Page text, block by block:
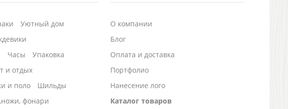
О компании
Блог
Оплата и доставка
Портфолио
Нанесение лого
Каталог товаров
Уютный дом
Часы
Упаковка
и отдых
и поло
Шильды
фонари